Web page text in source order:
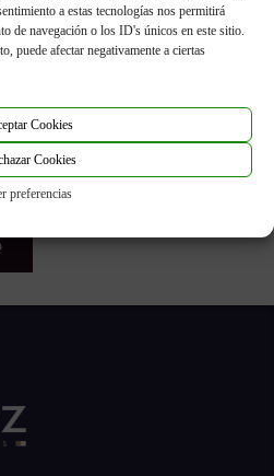
a estas tecnologías nos permitirá
de navegación o los ID's únicos en este sitio.
puede afectar negativamente a ciertas
Cookies
Cookies
preferencias